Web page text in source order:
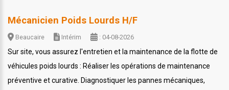
Mécanicien Poids Lourds H/F
Beaucaire Intérim : 04-08-2026
Sur site, vous assurez l'entretien et la maintenance de la flotte de
véhicules poids lourds : Réaliser les opérations de maintenance
préventive et curative. Diagnostiquer les pannes mécaniques,